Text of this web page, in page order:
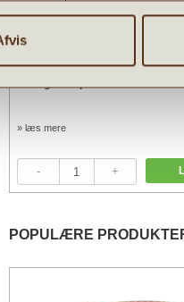
Maileg Gavepose Mae - Kuvert
» læs mere
POPULÆRE